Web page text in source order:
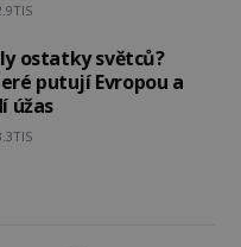
ostatky světců?
putují Evropou a
úžas